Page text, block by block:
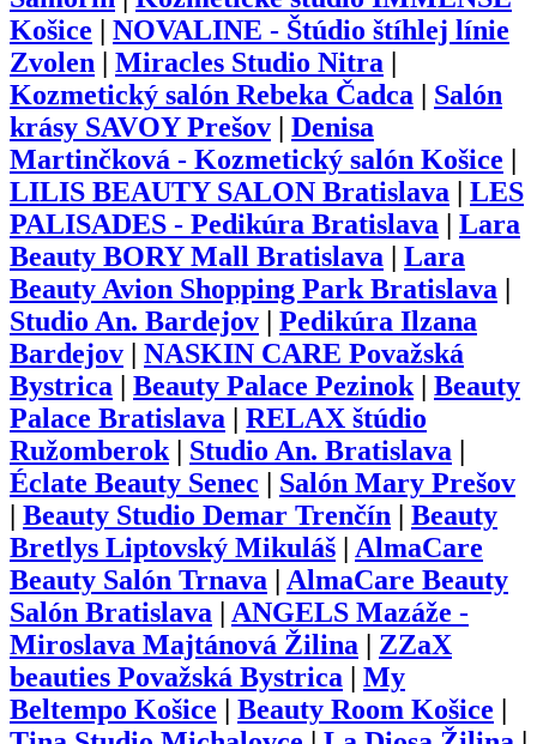
Košice
NOVALINE - Štúdio štíhlej línie
Zvolen
Miracles Studio Nitra
Kozmetický salón Rebeka Čadca
Salón
krásy SAVOY Prešov
Denisa
Martinčková - Kozmetický salón Košice
LILIS BEAUTY SALON Bratislava
LES
PALISADES - Pedikúra Bratislava
Lara
Beauty BORY Mall Bratislava
Lara
Beauty Avion Shopping Park Bratislava
Studio An. Bardejov
Pedikúra Ilzana
Bardejov
NASKIN CARE Považská
Bystrica
Beauty Palace Pezinok| Beauty
Palace Bratislava
RELAX štúdio
Ružomberok| Studio An. Bratislava
Éclate Beauty Senec
Salón Mary Prešov
Beauty Studio Demar Trenčín
Beauty
Bretlys Liptovský Mikuláš
AlmaCare
Beauty Salón Trnava
AlmaCare Beauty
Salón Bratislava
ANGELS Mazáže -
Miroslava Majtánová Žilina
ZZaX
beauties Považská Bystrica
My
Beltempo Košice
Beauty Room Košice